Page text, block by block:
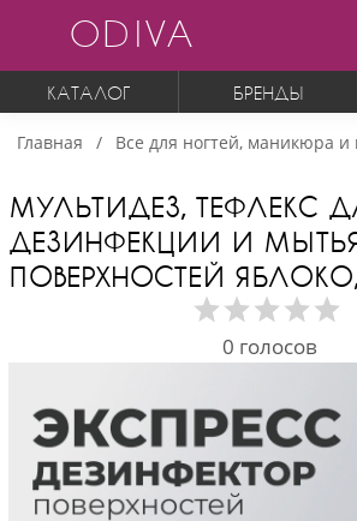
ODIVA
КАТАЛОГ БРЕНДЫ
Главная Все для ногтей, маникюра
МУЛЬТИДЕЗ, ТЕФЛЕКС
ДЕЗИНФЕКЦИИ И
ПОВЕРХНОСТЕЙ
0 голосов